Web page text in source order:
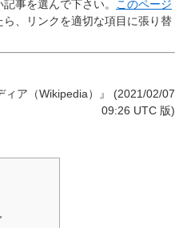
事を選んで下さい。 このページ
ら、リンクを適切な項目に張り替
ィア（Wikipedia）』 (2021/02/07
09:26 UTC 版)